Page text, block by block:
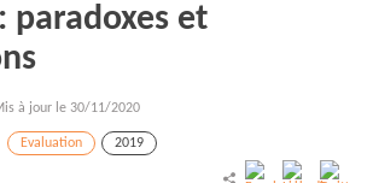
paradoxes et
à jour le 30/11/2020
Evaluation 2019